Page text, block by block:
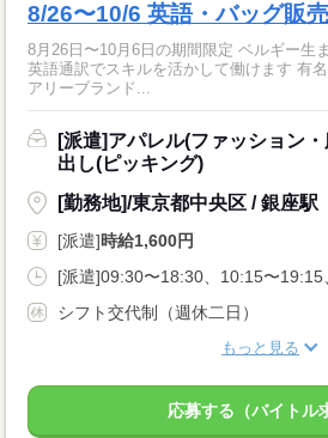
8/26〜10/6 英語・バッグ販
8月26日〜10月6日の期間限定 ベルギー生
英語通訳でスキルを活かして働けます 有
アリーブランド...
[派遣]アパレル(ファッション
出し(ピッキング)
[勤務地]/東京都中央区 / 銀座駅
[派遣]時給1,600円
[派遣]09:30〜18:30、10:15〜
シフト交代制（週休二日）
もっと見る
応募する（バイトル